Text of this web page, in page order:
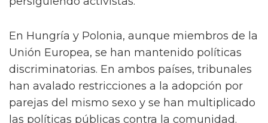
En Uganda, entró en vigor una de las leyes
anti-LGBTQ+ más duras del mundo. Esta
legislación contempla penas de hasta cadena
perpetua por "homosexualidad agravada" y
criminaliza incluso la promoción de derechos
LGBTQ+. Los movimientos sociales Human